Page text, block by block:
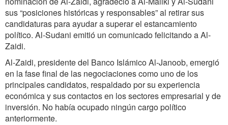
sus “posiciones históricas y responsables” al retirar sus
candidaturas para ayudar a superar el estancamiento
político. Al-Sudani emitió un comunicado felicitando a Al-
Zaidi.
Al-Zaidi, presidente del Banco Islámico Al-Janoob, emergió
en la fase final de las negociaciones como uno de los
principales candidatos, respaldado por su experiencia
económica y sus contactos en los sectores empresarial y de
inversión. No había ocupado ningún cargo político
anteriormente.